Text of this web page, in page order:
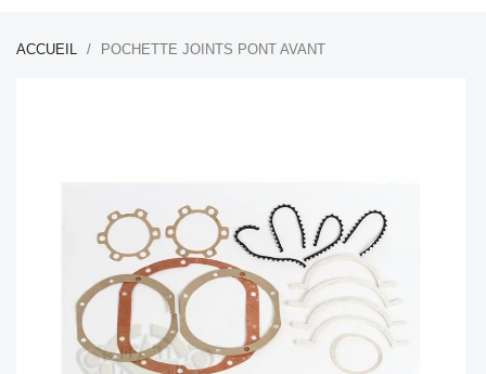
ACCUEIL POCHETTE JOINTS PONT AVANT